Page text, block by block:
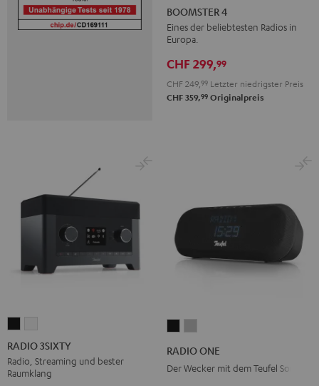
4
Mint
Green
4
Night
Black
BOOMSTER 4
Eines der beliebtesten Radios in
Europa.
CHF 299,99
CHF 249, 99 Letzter niedrigster Preis
CHF 359,99 Originalpreis
3SIXTY
Schwarz
3SIXTY
Weiß
RADIO 3SIXTY
Radio, Streaming und bester
Raumklang
RADIO ONE
Der Wecker mit dem Teufel Sound